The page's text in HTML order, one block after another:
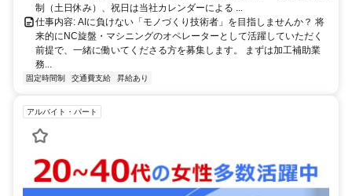
制（土日休み）、祝日は当社カレンダーによる ...
仕事内容: AIに負けない「モノづくり技術者」を目指しませんか？ 将
来的にNC旋盤・マシニングのオペレーターとして活躍していただく
前提で、一緒に働いてくださる方を募集します。 まずは加工補助業
務...
固定時間制 交通費支給 昇給あり
アルバイト・パート